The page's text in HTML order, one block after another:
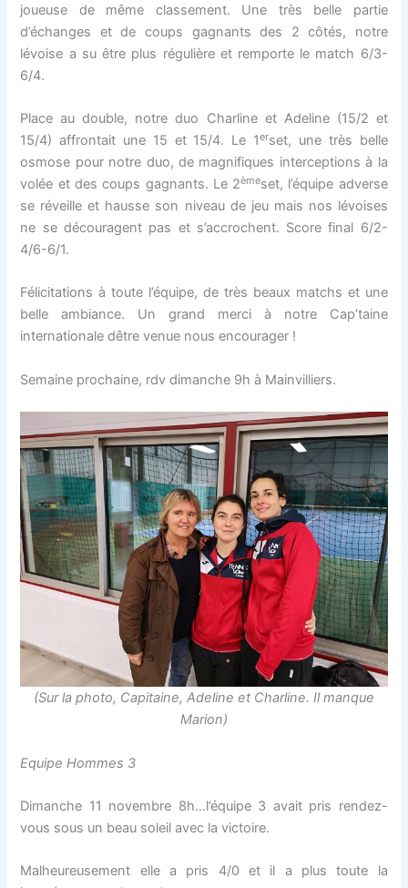
joueuse de même classement. Une très belle partie
d’échanges et de coups gagnants des 2 côtés, notre
lévoise a su être plus régulière et remporte le match 6/3-
6/4.
Place au double, notre duo Charline et Adeline (15/2 et
15/4) affrontait une 15 et 15/4. Le 1erset, une très belle
osmose pour notre duo, de magnifiques interceptions à la
volée et des coups gagnants. Le 2èmeset, l’équipe adverse
se réveille et hausse son niveau de jeu mais nos lévoises
ne se découragent pas et s’accrochent. Score final 6/2-
4/6-6/1.
Félicitations à toute l’équipe, de très beaux matchs et une
belle ambiance. Un grand merci à notre Cap’taine
internationale dêtre venue nous encourager !
Semaine prochaine, rdv dimanche 9h à Mainvilliers.
(Sur la photo, Capitaine, Adeline et Charline. Il manque
Marion)
Equipe Hommes 3
Dimanche 11 novembre 8h…l’équipe 3 avait pris rendez-
vous sous un beau soleil avec la victoire.
Malheureusement elle a pris 4/0 et il a plus toute la